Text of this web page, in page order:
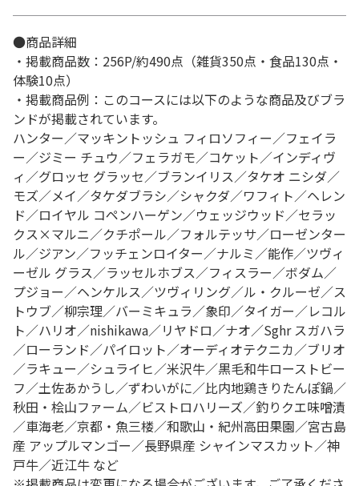
●商品詳細
・掲載商品数：256P/約490点（雑貨350点・食品130点・
体験10点）
・掲載商品例：このコースには以下のような商品及びブラ
ンドが掲載されています。
ハンター／マッキントッシュ フィロソフィー／フェイラ
ー／ジミー チュウ／フェラガモ／コケット／インディヴ
ィ／グロッセ グラッセ／ブランイリス／タケオ ニシダ／
モズ／メイ／タケダブラシ／シャクダ／ワフィト／ヘレン
ド／ロイヤル コペンハーゲン／ウェッジウッド／セラッ
クス×マルニ／クチポール／フォルテッサ／ローゼンター
ル／ジアン／フッチェンロイター／ナルミ／能作／ツヴィ
ーゼル グラス／ラッセルホブス／フィスラー／ボダム／
プジョー／ヘンケルス／ツヴィリング／ル・クルーゼ／ス
トウブ／柳宗理／バーミキュラ／象印／タイガー／レコル
ト／ハリオ／nishikawa／リヤドロ／ナオ／Sghr スガハラ
／ローランド／パイロット／オーディオテクニカ／ブリオ
／ラキュー／シュライヒ／米沢牛／黒毛和牛ローストビー
フ／土佐あかうし／ずわいがに／比内地鶏きりたんぽ鍋／
秋田・桧山ファーム／ビストロハリーズ／釣りクエ味噌漬
／車海老／京都・魚三楼／和歌山・紀州高田果園／宮古島
産 アップルマンゴー／長野県産 シャインマスカット／神
戸牛／近江牛 など